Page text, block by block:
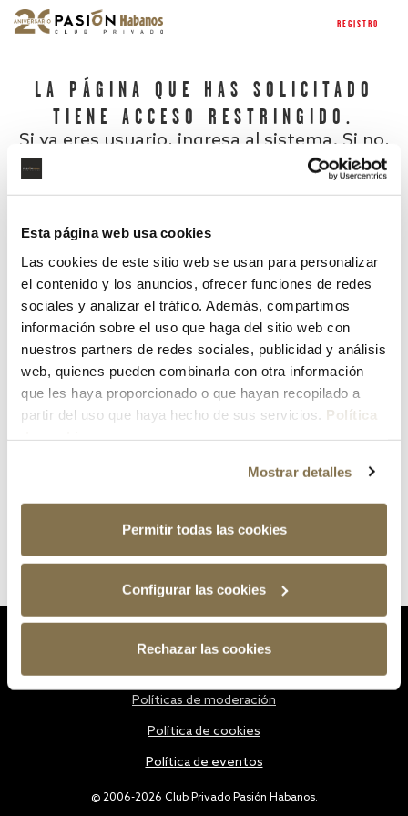
Esta página web usa cookies
Las cookies de este sitio web se usan para personalizar
el contenido y los anuncios, ofrecer funciones de redes
sociales y analizar el tráfico. Además, compartimos
información sobre el uso que haga del sitio web con
nuestros partners de redes sociales, publicidad y análisis
web, quienes pueden combinarla con otra información
que les haya proporcionado o que hayan recopilado a
partir del uso que haya hecho de sus servicios. Política
Mostrar detalles
Permitir todas las cookies
Configurar las cookies
Rechazar las cookies
REGISTRO
LA PÁGINA QUE HAS SOLICITADO
TIENE ACCESO RESTRINGIDO.
Si ya eres usuario, ingresa al sistema. Si no,
¿Has olvidado tu contraseña?
@ 2006-2026 Club Privado Pasión Habanos.
Políticas de moderación
Política de cookies
Política de eventos